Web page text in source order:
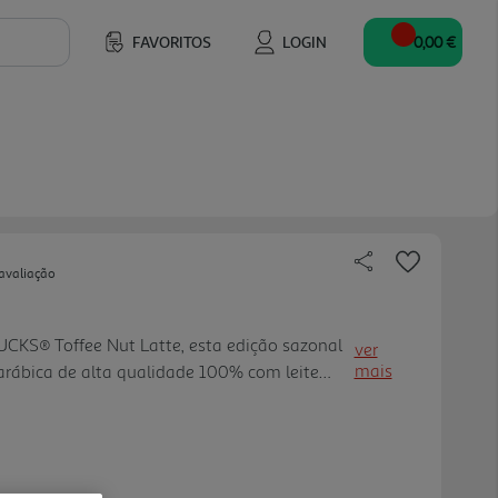
FAVORITOS LOGIN 0,00 €
Toffee Nut Latte, esta edição sazonal
de alta qualidade 100% com leite
camada macia de espuma. É o sabor doce
ver
mais